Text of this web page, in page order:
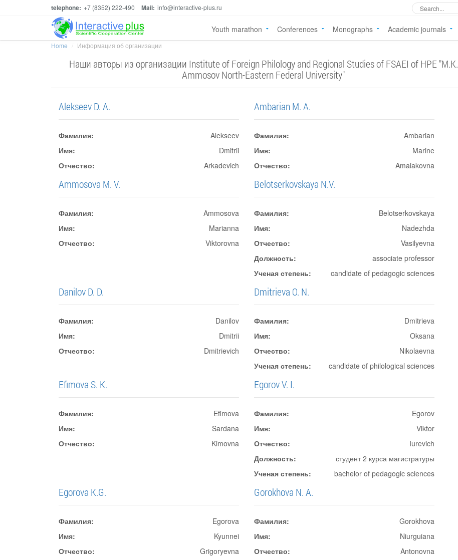
telephone: +7 (8352) 222-490 Mail: info@interactive-plus.ru
Youth marathon Conferences Monographs Academic journals
Home Информация об организации
Наши авторы из организации Institute of Foreign Philology and Regional Studies of FSAEI of HPE "M.K.
Ammosov North-Eastern Federal University"
Alekseev D. A.
Фамилия:
Alekseev
Имя:
Dmitrii
Отчество:
Arkadevich
Ambarian M. A.
Фамилия:
Ambarian
Имя:
Marine
Отчество:
Amaiakovna
Ammosova M. V.
Фамилия:
Ammosova
Имя:
Marianna
Отчество:
Viktorovna
Belotserkovskaya N.V.
Фамилия:
Belotserkovskaya
Имя:
Nadezhda
Отчество:
Vasilyevna
Должность:
associate professor
Ученая степень:
candidate of pedagogic sciences
Danilov D. D.
Фамилия:
Danilov
Имя:
Dmitrii
Отчество:
Dmitrievich
Dmitrieva O. N.
Фамилия:
Dmitrieva
Имя:
Oksana
Отчество:
Nikolaevna
Ученая степень:
candidate of philological sciences
Efimova S. K.
Фамилия:
Efimova
Имя:
Sardana
Отчество:
Kimovna
Egorov V. I.
Фамилия:
Egorov
Имя:
Viktor
Отчество:
Iurevich
Должность:
студент 2 курса магистратуры
Ученая степень:
bachelor of pedagogic sciences
Egorova K.G.
Фамилия:
Egorova
Имя:
Kyunnei
Отчество:
Grigoryevna
Gorokhova N. A.
Фамилия:
Gorokhova
Имя:
Niurguiana
Отчество:
Antonovna